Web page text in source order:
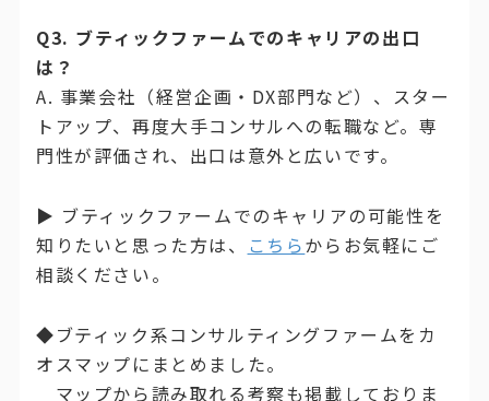
Q3. ブティックファームでのキャリアの出口
は？
A. 事業会社（経営企画・DX部門など）、スター
トアップ、再度大手コンサルへの転職など。専
門性が評価され、出口は意外と広いです。
▶ ブティックファームでのキャリアの可能性を
知りたいと思った方は、
こちらからお気軽にご
相談ください。
◆ブティック系コンサルティングファームをカ
オスマップにまとめました。
マップから読み取れる考察も掲載しておりま